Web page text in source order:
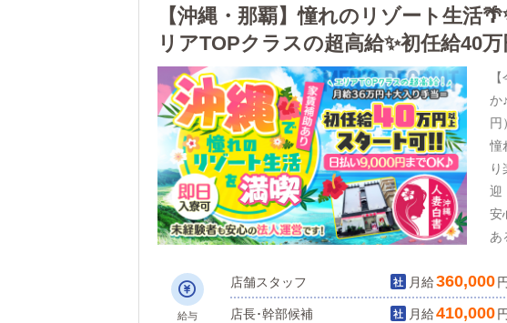
【沖縄・那覇】憧れのリゾート生活
リアTOPクラスの超高給✨初任給40
即日入寮可！家賃補助あり！未経験
か
円
憧
迎
安
あ
は
ク
給与
店舗スタッフ 月給360,000
店長･幹部候補 月給410,000